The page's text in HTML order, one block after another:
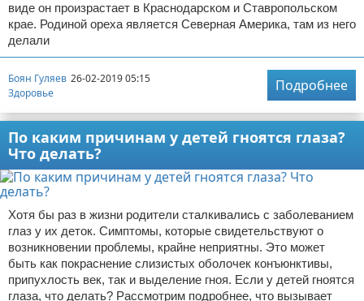
виде он произрастает в Краснодарском и Ставропольском
крае. Родиной ореха является Северная Америка, там из него
делали
Боян Гуляев 26-02-2019 05:15
Здоровье
Подробнее
По каким причинам у детей гноятся глаза?
Что делать?
Хотя бы раз в жизни родители сталкивались с заболеванием
глаз у их деток. Симптомы, которые свидетельствуют о
возникновении проблемы, крайне неприятны. Это может
быть как покраснение слизистых оболочек конъюнктивы,
припухлость век, так и выделение гноя. Если у детей гноятся
глаза, что делать? Рассмотрим подробнее, что вызывает